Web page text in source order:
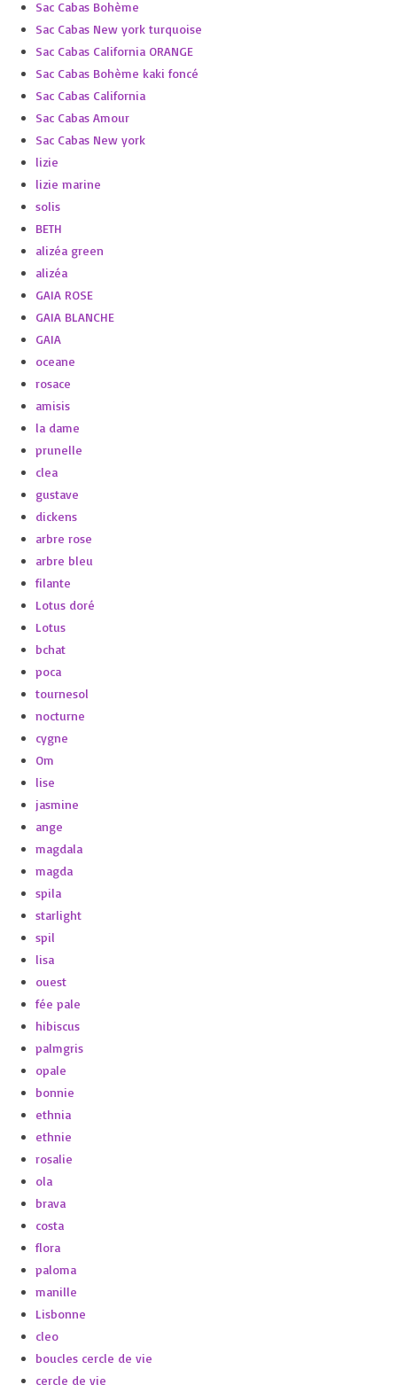
Sac Cabas Bohème
Sac Cabas New york turquoise
Sac Cabas California ORANGE
Sac Cabas Bohème kaki foncé
Sac Cabas California
Sac Cabas Amour
Sac Cabas New york
lizie
lizie marine
solis
BETH
alizéa green
alizéa
GAIA ROSE
GAIA BLANCHE
GAIA
oceane
rosace
amisis
la dame
prunelle
clea
gustave
dickens
arbre rose
arbre bleu
filante
Lotus doré
Lotus
bchat
poca
tournesol
nocturne
cygne
Om
lise
jasmine
ange
magdala
magda
spila
starlight
spil
lisa
ouest
fée pale
hibiscus
palmgris
opale
bonnie
ethnia
ethnie
rosalie
ola
brava
costa
flora
paloma
manille
Lisbonne
cleo
boucles cercle de vie
cercle de vie